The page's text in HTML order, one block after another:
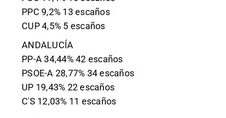
PPC 9,2% 13 escaños
CUP 4,5% 5 escaños
ANDALUCÍA
PP-A 34,44% 42 escaños
PSOE-A 28,77% 34 escaños
UP 19,43% 22 escaños
C'S 12,03% 11 escaños